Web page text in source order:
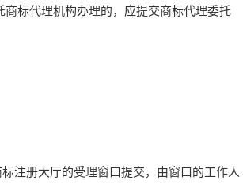
标代理机构办理的，应提交商标代理委托
册大厅的受理窗口提交，由窗口的工作人